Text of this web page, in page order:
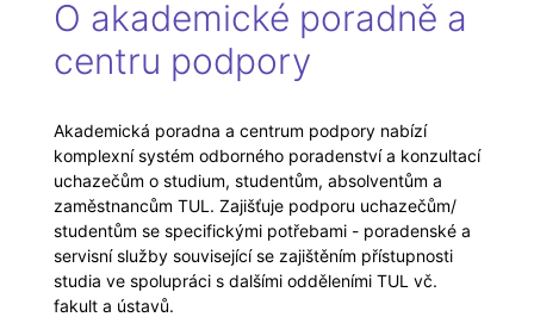
O akademické poradně a
centru podpory
Akademická poradna a centrum podpory nabízí
komplexní systém odborného poradenství a konzultací
uchazečům o studium, studentům, absolventům a
zaměstnancům TUL. Zajišťuje podporu uchazečům/
studentům se specifickými potřebami - poradenské a
servisní služby související se zajištěním přístupnosti
studia ve spolupráci s dalšími odděleními TUL vč.
fakult a ústavů.